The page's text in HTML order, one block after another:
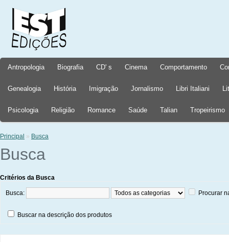
Antropologia Biografia CD' s Cinema Comportamento
Genealogia História Imigração Jornalismo Libri Italiani
Psicologia Religião Romance Saúde Talian Tropeirismo
Principal » Busca
Busca
Critérios da Busca
Busca: Procurar
Buscar na descrição dos produtos